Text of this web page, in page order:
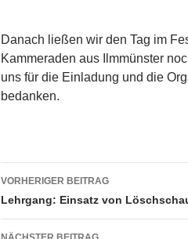
Danach ließen wir den Tag im
Kammeraden aus Ilmmünster
uns für die Einladung und die
bedanken.
Beitragsnavigation
VORHERIGER BEITRAG
Lehrgang: Einsatz von